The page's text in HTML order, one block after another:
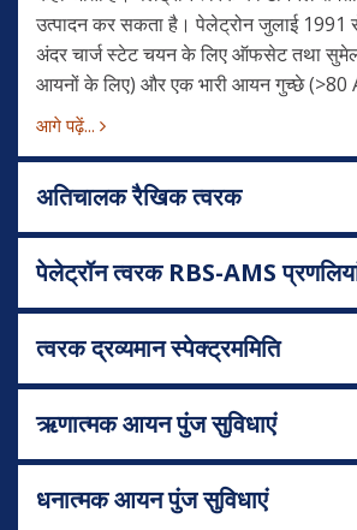
उत्पादन कर सकता है। पेलेट्रोन जुलाई 1991
अंदर चार्ज स्टेट चयन के लिए ऑफसेट तथा
आयनों के लिए) और एक भारी आयन गुच्छे (>80
आगे पढ़ें...
अतिचालक रैखिक त्वरक
पेलेट्रॉन त्वरक RBS-AMS
त्वरक द्रव्यमान स्पेक्ट्रममिति
ऋणात्मक आयन पुंज सुविधाएं
धनात्मक आयन पुंज सुविधाएं